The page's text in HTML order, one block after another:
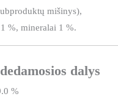
mišinys),
%, mineralai 1 %.
dalys
%